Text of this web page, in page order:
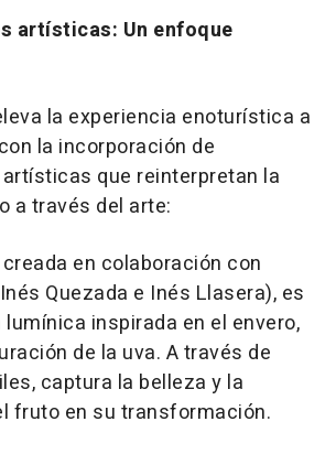
artísticas: Un enfoque
la experiencia enoturística a
la incorporación de
que reinterpretan la
a través del arte:
creada en colaboración con
Quezada e Inés Llasera), es
inspirada en el envero,
de la uva. A través de
captura la belleza y la
fruto en su transformación.